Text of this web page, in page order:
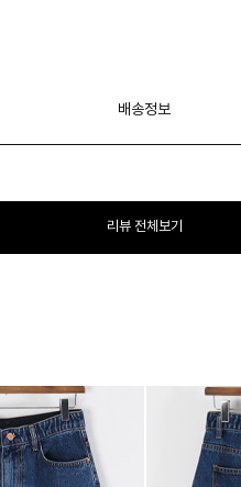
배송정보
리뷰 전체보기